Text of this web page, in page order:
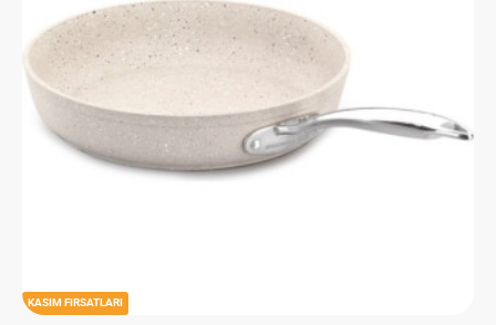
KASIM FIRSATLARI